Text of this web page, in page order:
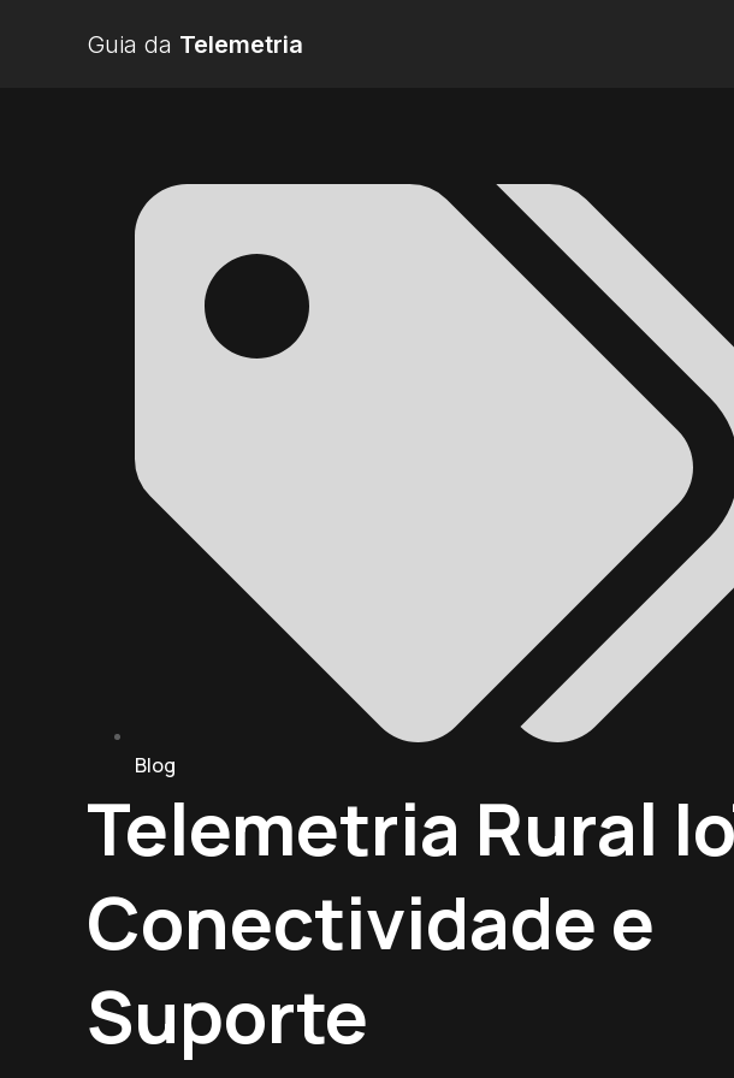
Guia da Telemetria
Blog
Telemetria Rural
Conectividade e
Suporte